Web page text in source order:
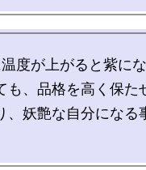
度が上がると紫に
も、品格を高く保た
、妖艶な自分になる